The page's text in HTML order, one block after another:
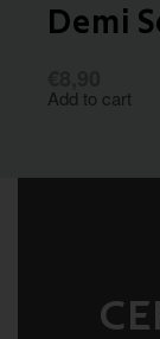
Demi
Add to cart